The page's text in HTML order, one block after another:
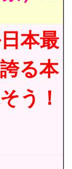
本最
る本
う！